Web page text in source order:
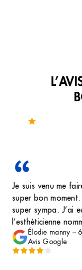
Je suis venu me
super bon
super sympa. J’ai
l’esthéticienne
rapide et s’adapte
Élodie manny –
Avis Google